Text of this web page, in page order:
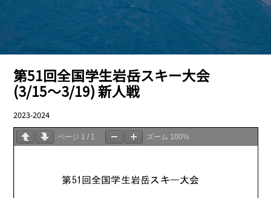
第51回全国学生岩岳スキー大会
(3/15〜3/19) 新人戦
2023-2024
ページ 1 / 1 ズーム 100%